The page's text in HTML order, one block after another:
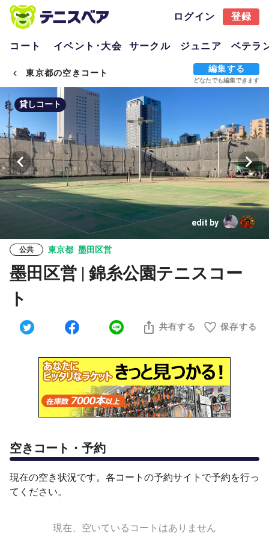
ログイン 登録
コート イベント･大会 サークル ジュニア ベテラ
東京都の空きコート 編集する
どなたでも編集できます
貸しコート
edit by
公共 東京都 墨田区営
墨田区営 | 錦糸公園テニスコー
ト
共有する 保存する
空きコート・予約
現在の空き状況です。各コートの予約サイトで予約を行っ
てください。
現在、空いているコートはありません